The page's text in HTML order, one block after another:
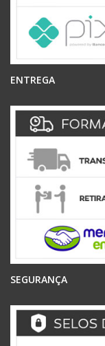
ENTREGA
SEGURANÇA